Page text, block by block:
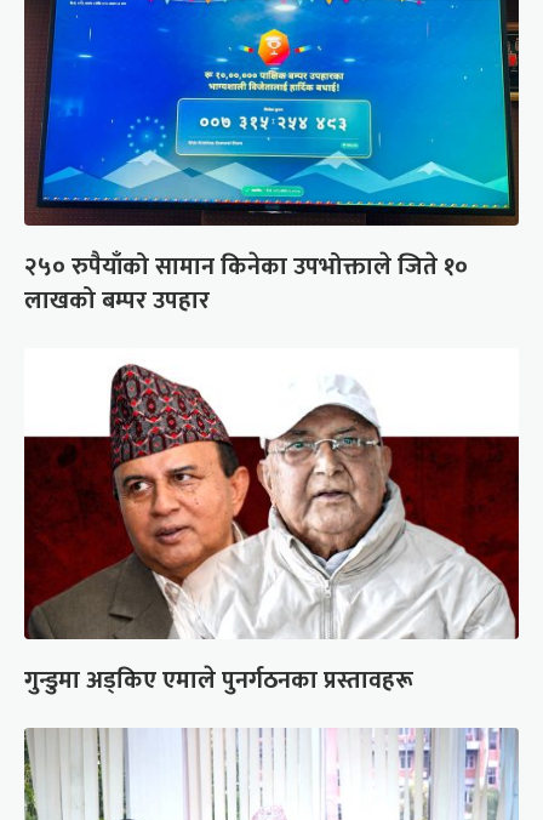
२५० रुपैयाँको सामान किनेका उपभोक्ताले जिते १०
लाखको बम्पर उपहार
गुन्डुमा अड्किए एमाले पुनर्गठनका प्रस्तावहरू